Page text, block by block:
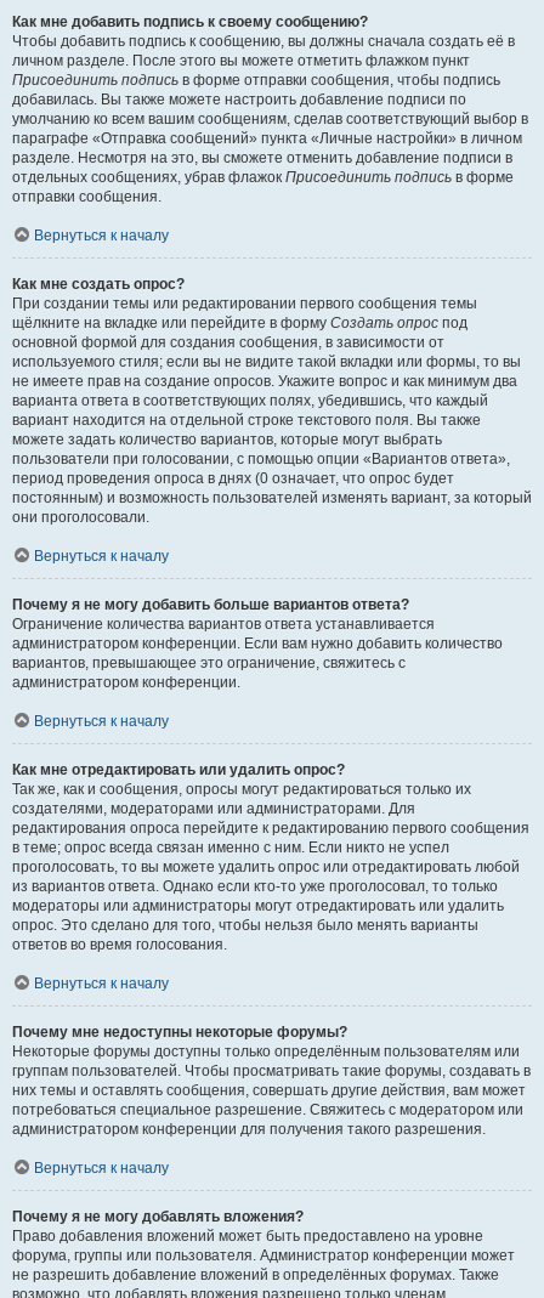
Как мне добавить подпись к своему сообщению?
Чтобы добавить подпись к сообщению, вы должны сначала создать её в
личном разделе. После этого вы можете отметить флажком пункт
Присоединить подпись в форме отправки сообщения, чтобы подпись
добавилась. Вы также можете настроить добавление подписи по
умолчанию ко всем вашим сообщениям, сделав соответствующий выбор в
параграфе «Отправка сообщений» пункта «Личные настройки» в личном
разделе. Несмотря на это, вы сможете отменить добавление подписи в
отдельных сообщениях, убрав флажок Присоединить подпись в форме
отправки сообщения.
Вернуться к началу
Как мне создать опрос?
При создании темы или редактировании первого сообщения темы
щёлкните на вкладке или перейдите в форму Создать опрос под
основной формой для создания сообщения, в зависимости от
используемого стиля; если вы не видите такой вкладки или формы, то вы
не имеете прав на создание опросов. Укажите вопрос и как минимум два
варианта ответа в соответствующих полях, убедившись, что каждый
вариант находится на отдельной строке текстового поля. Вы также
можете задать количество вариантов, которые могут выбрать
пользователи при голосовании, с помощью опции «Вариантов ответа»,
период проведения опроса в днях (0 означает, что опрос будет
постоянным) и возможность пользователей изменять вариант, за который
они проголосовали.
Вернуться к началу
Почему я не могу добавить больше вариантов ответа?
Ограничение количества вариантов ответа устанавливается
администратором конференции. Если вам нужно добавить количество
вариантов, превышающее это ограничение, свяжитесь с
администратором конференции.
Вернуться к началу
Как мне отредактировать или удалить опрос?
Так же, как и сообщения, опросы могут редактироваться только их
создателями, модераторами или администраторами. Для
редактирования опроса перейдите к редактированию первого сообщения
в теме; опрос всегда связан именно с ним. Если никто не успел
проголосовать, то вы можете удалить опрос или отредактировать любой
из вариантов ответа. Однако если кто-то уже проголосовал, то только
модераторы или администраторы могут отредактировать или удалить
опрос. Это сделано для того, чтобы нельзя было менять варианты
ответов во время голосования.
Вернуться к началу
Почему мне недоступны некоторые форумы?
Некоторые форумы доступны только определённым пользователям или
группам пользователей. Чтобы просматривать такие форумы, создавать в
них темы и оставлять сообщения, совершать другие действия, вам может
потребоваться специальное разрешение. Свяжитесь с модератором или
администратором конференции для получения такого разрешения.
Вернуться к началу
Почему я не могу добавлять вложения?
Право добавления вложений может быть предоставлено на уровне
форума, группы или пользователя. Администратор конференции может
не разрешить добавление вложений в определённых форумах. Также
возможно, что добавлять вложения разрешено только членам